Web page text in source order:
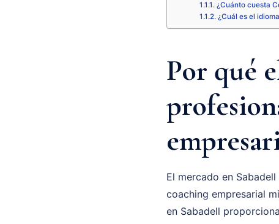
¿Cuánto cuesta
¿Cuál es el
Por qué
El mercado en
coaching empresarial
en Sabadell